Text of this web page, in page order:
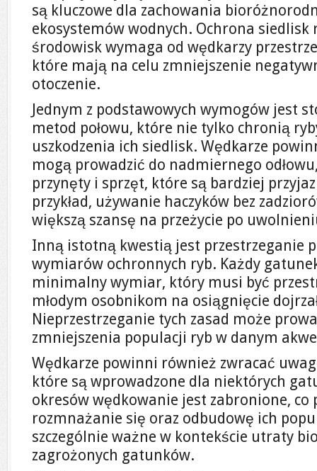
są kluczowe dla zachowania
ekosystemów wodnych. Ochrona
środowisk wymaga od wędkarzy
które mają na celu zmniejszenie
otoczenie.
Jednym z podstawowych wymogów jest
metod połowu, które nie tylko chronią
uszkodzenia ich siedlisk. Wędkarze
mogą prowadzić do nadmiernego
przynęty i sprzęt, które są bardziej
przykład, używanie haczyków bez
większą szansę na przeżycie po
Inną istotną kwestią jest przestrzeganie
wymiarów ochronnych ryb. Każdy
minimalny wymiar, który musi być
młodym osobnikom na osiągnięcie
Nieprzestrzeganie tych zasad może
zmniejszenia populacji ryb w danym
Wędkarze powinni również zwracać
które są wprowadzone dla niektórych
okresów wędkowanie jest zabronione, co
rozmnażanie się oraz odbudowę ich
szczególnie ważne w kontekście utraty
zagrożonych gatunków.